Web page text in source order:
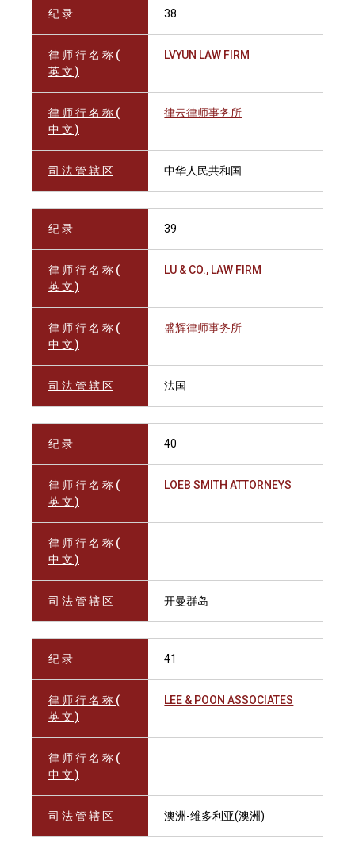
纪 录 38
律 师 行 名 称 (
英 文 )
LVYUN LAW FIRM
律 师 行 名 称 (
中 文 )
律云律师事务所
司 法 管 辖 区 中华人民共和国
纪 录 39
律 师 行 名 称 (
英 文 )
LU & CO., LAW FIRM
律 师 行 名 称 (
中 文 )
盛辉律师事务所
司 法 管 辖 区 法国
纪 录 40
律 师 行 名 称 (
英 文 )
LOEB SMITH ATTORNEYS
律 师 行 名 称 (
中 文 )
司 法 管 辖 区 开曼群岛
纪 录 41
律 师 行 名 称 (
英 文 )
LEE & POON ASSOCIATES
律 师 行 名 称 (
中 文 )
司 法 管 辖 区 澳洲-维多利亚(澳洲)